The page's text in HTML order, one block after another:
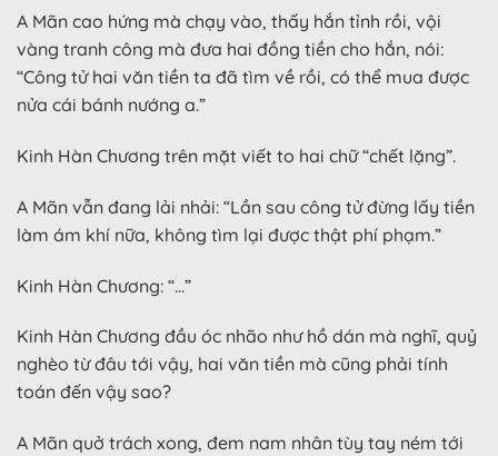
A Mãn cao hứng mà chạy vào, thấy hắn tỉnh rồi, vội
vàng tranh công mà đưa hai đồng tiền cho hắn, nói:
“Công tử hai văn tiền ta đã tìm về rồi, có thể mua được
nửa cái bánh nướng a.”
Kinh Hàn Chương trên mặt viết to hai chữ “chết lặng”.
A Mãn vẫn đang lải nhải: “Lần sau công tử đừng lấy tiền
làm ám khí nữa, không tìm lại được thật phí phạm.”
Kinh Hàn Chương: “…”
Kinh Hàn Chương đầu óc nhão như hồ dán mà nghĩ, quỷ
nghèo từ đâu tới vậy, hai văn tiền mà cũng phải tính
toán đến vậy sao?
A Mãn quở trách xong, đem nam nhân tùy tay ném tới